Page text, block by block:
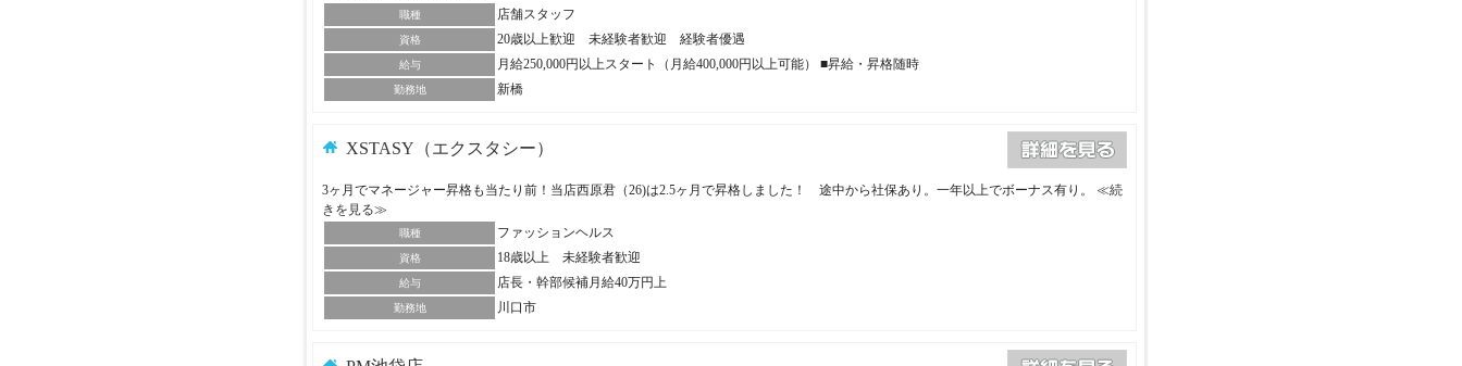
職種 店舗スタッフ
資格 20歳以上歓迎 未経験者歓迎 経験者優遇
給与 月給250,000円以上スタート（月給400,000円以上可能） ■昇給・昇格随時
勤務地 新橋
XSTASY（エクスタシー）
3ヶ月でマネージャー昇格も当たり前！当店西原君（26)は2.5ヶ月で昇格しました！ 途中から社保あり。一年以上でボーナス有り。 ≪続
きを見る≫
職種 ファッションヘルス
資格 18歳以上 未経験者歓迎
給与 店長・幹部候補月給40万円上
勤務地 川口市